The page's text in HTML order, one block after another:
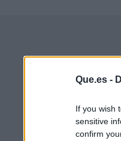
Que.es -
If you wish
sensitive
confirm